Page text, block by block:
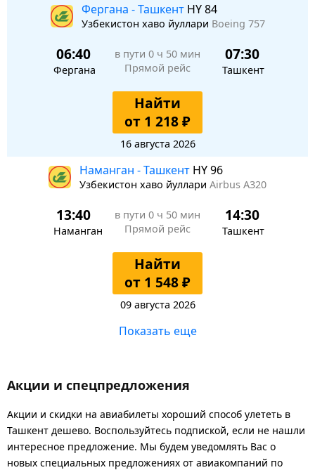
Фергана - Ташкент HY 84
Узбекистон хаво йуллари Boeing 757
06:40
Фергана
в пути 0 ч 50 мин
Прямой рейс
07:30
Ташкент
Найти
от 1 218 ₽
16 августа 2026
Наманган - Ташкент HY 96
Узбекистон хаво йуллари Airbus A320
13:40
Наманган
в пути 0 ч 50 мин
Прямой рейс
14:30
Ташкент
Найти
от 1 548 ₽
09 августа 2026
Показать еще
Акции и спецпредложения
Акции и скидки на авиабилеты хороший способ улететь в
Ташкент дешево. Воспользуйтесь подпиской, если не нашли
интересное предложение. Мы будем уведомлять Вас о
новых специальных предложениях от авиакомпаний по